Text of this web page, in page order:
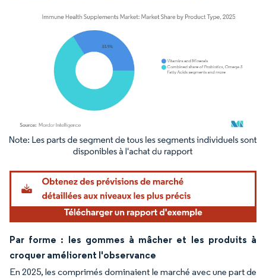
Image © Mordor Intelligence. La réutilisation nécessite une attribution sous CC BY
Par forme : les gommes à mâcher et les produits à
croquer améliorent l'observance
En 2025, les comprimés dominaient le marché avec une part de